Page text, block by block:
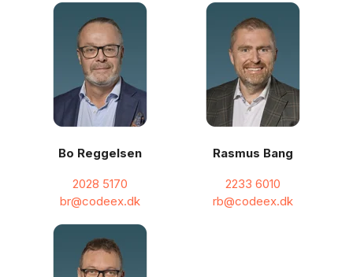
Bo Reggelsen
2028 5170
br@codeex.dk
Rasmus Bang
2233 6010
rb@codeex.dk